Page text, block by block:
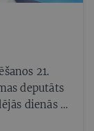
21.
deputāts
dienās ar